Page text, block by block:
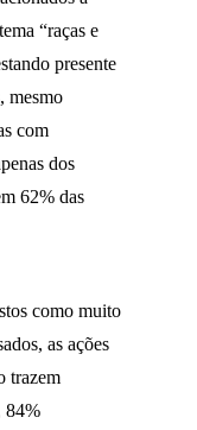
“raças e
presente
mesmo
com
dos
62% das
como muito
as ações
trazem
84%